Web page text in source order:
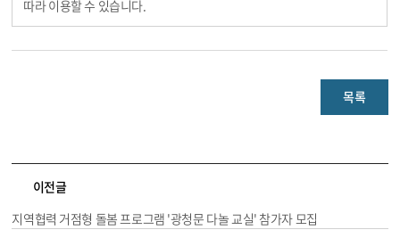
따라 이용할 수 있습니다.
목록
이전글
지역협력 거점형 돌봄 프로그램 '광청문 다놀 교실' 참가자 모집